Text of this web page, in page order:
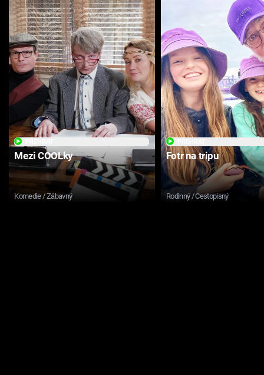
Mezi COOLky
Komedie / Zábavný
Fotr na tripu
Rodinný / Cestopisný